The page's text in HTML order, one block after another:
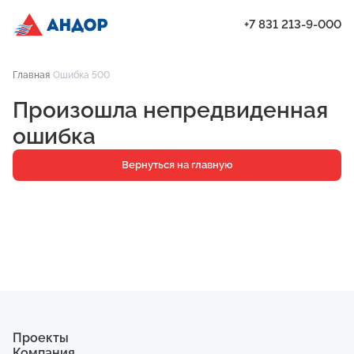
Проекты
Квартиры
Паркинг
Кладовые
+7 831 213-9-000
Главная Ошибка 500
Произошла непредвиденная
ошибка
Вернуться на главную
Проекты